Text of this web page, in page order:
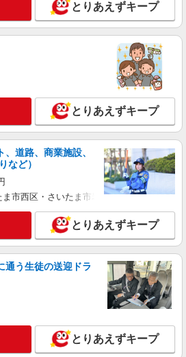
とりあえずキープ
とりあえずキープ
道路、商業施設、
など）
市西区・さいたま市岩槻区・久喜市・蓮田
とりあえずキープ
通う生徒の送迎ドラ
とりあえずキープ